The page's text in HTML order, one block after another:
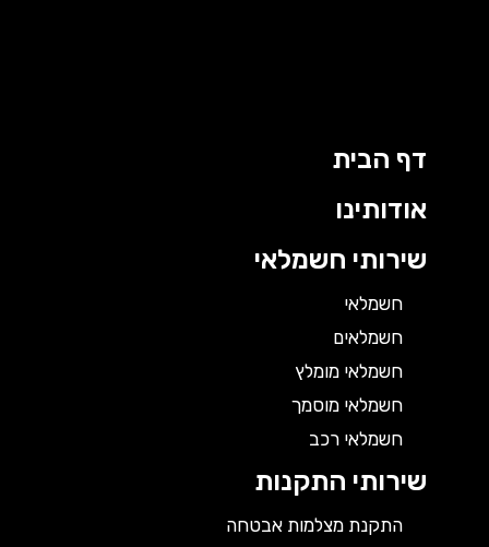
דף הבית
אודותינו
שירותי חשמלאי
חשמלאי
חשמלאים
חשמלאי מומלץ
חשמלאי מוסמך
חשמלאי רכב
שירותי התקנות
התקנת מצלמות אבטחה